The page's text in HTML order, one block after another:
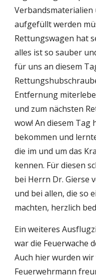
aufgefüllt werden
Rettungswagen hat
alles ist so sauber
für uns an diesem
Entfernung
und zum nächsten
wow! An diesem Tag
bekommen und
die im und um das
kennen. Für diesen
bei Herrn Dr. Gierse
und bei allen, die so
machten, herzlich
Ein weiteres
war die Feuerwache
Auch hier wurden
Feuerwehrmann